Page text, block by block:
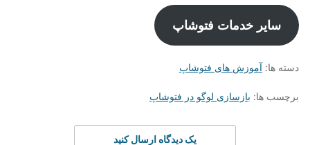
سایر خدمات فتوشاپ
دسته ها: آموزش های فتوشاپ
برچسب ها: بازسازی لوگو در فتوشاپ
یک دیدگاه ارسال کنید